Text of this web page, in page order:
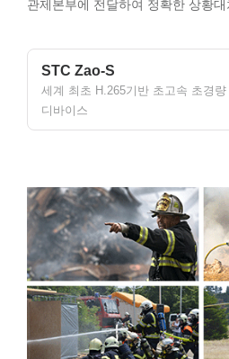
관제본부에 전달하여 정확한 상황
STC Zao-S
세계 최초 H.265기반 초고속 초경
디바이스